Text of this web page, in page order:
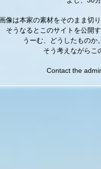
像は本家の素材をそのまま切
そうなるとこのサイトを公開
うーむ、どうしたもの
そう考えながらこ
Contact the